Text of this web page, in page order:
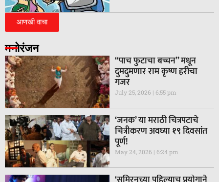
आणखी वाचा
मनोरंजन
“पाच फुटाचा बच्चन” मधून
दुमदुमणार राम कृष्ण हरीचा
गजर
July 25, 2026 6:55 pm
‘जनक’ या मराठी चित्रपटाचे
चित्रीकरण अवघ्या १९ दिवसांत
पूर्ण!
May 24, 2026 6:24 pm